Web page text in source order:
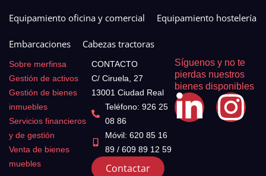
Sobre merfinsa
Gestión de activos
Gestión de bienes
inmuebles
Servicios financieros
y de gestión
Venta de bienes
muebles
CONTACTO
C/ Ciruela, 27
13001 Ciudad Real
Teléfono: 926 25
08 86
Móvil: 620 85 16
89 / 609 89 12 59
Contactar
Síguenos y no te
pierdas nuestros
bienes disponibles
Equipamiento oficina y comercial Equipamiento hostelería
Embarcaciones Cabezas tractoras